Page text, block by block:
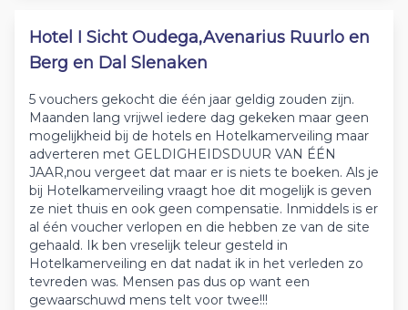
Hotel I Sicht Oudega,Avenarius Ruurlo en
Berg en Dal Slenaken
5 vouchers gekocht die één jaar geldig zouden zijn.
Maanden lang vrijwel iedere dag gekeken maar geen
mogelijkheid bij de hotels en Hotelkamerveiling maar
adverteren met GELDIGHEIDSDUUR VAN ÉÉN
JAAR,nou vergeet dat maar er is niets te boeken. Als je
bij Hotelkamerveiling vraagt hoe dit mogelijk is geven
ze niet thuis en ook geen compensatie. Inmiddels is er
al één voucher verlopen en die hebben ze van de site
gehaald. Ik ben vreselijk teleur gesteld in
Hotelkamerveiling en dat nadat ik in het verleden zo
tevreden was. Mensen pas dus op want een
gewaarschuwd mens telt voor twee!!!